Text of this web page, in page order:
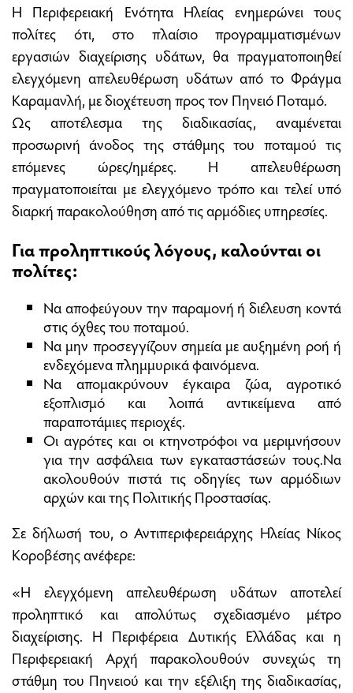
Η Περιφερειακή Ενότητα Ηλείας ενημερώνει τους
πολίτες ότι, στο πλαίσιο προγραμματισμένων
εργασιών διαχείρισης υδάτων, θα πραγματοποιηθεί
ελεγχόμενη απελευθέρωση υδάτων από το Φράγμα
Καραμανλή, με διοχέτευση προς τον Πηνειό Ποταμό.
Ως αποτέλεσμα της διαδικασίας, αναμένεται
προσωρινή άνοδος της στάθμης του ποταμού τις
επόμενες ώρες/ημέρες. Η απελευθέρωση
πραγματοποιείται με ελεγχόμενο τρόπο και τελεί υπό
διαρκή παρακολούθηση από τις αρμόδιες υπηρεσίες.
Για προληπτικούς λόγους, καλούνται οι
πολίτες:
Να αποφεύγουν την παραμονή ή διέλευση κοντά
στις όχθες του ποταμού.
Να μην προσεγγίζουν σημεία με αυξημένη ροή ή
ενδεχόμενα πλημμυρικά φαινόμενα.
Να απομακρύνουν έγκαιρα ζώα, αγροτικό
εξοπλισμό και λοιπά αντικείμενα από
παραποτάμιες περιοχές.
Οι αγρότες και οι κτηνοτρόφοι να μεριμνήσουν
για την ασφάλεια των εγκαταστάσεών τους.Να
ακολουθούν πιστά τις οδηγίες των αρμόδιων
αρχών και της Πολιτικής Προστασίας.
Σε δήλωσή του, ο Αντιπεριφερειάρχης Ηλείας Νίκος
Κοροβέσης ανέφερε:
«Η ελεγχόμενη απελευθέρωση υδάτων αποτελεί
προληπτικό και απολύτως σχεδιασμένο μέτρο
διαχείρισης. Η Περιφέρεια Δυτικής Ελλάδας και η
Περιφερειακή Αρχή παρακολουθούν συνεχώς τη
στάθμη του Πηνειού και την εξέλιξη της διαδικασίας,